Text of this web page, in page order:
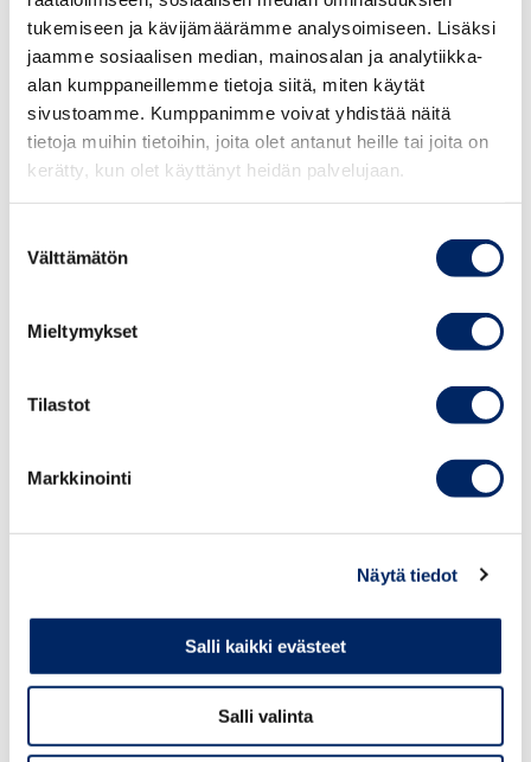
tukemiseen ja kävijämäärämme analysoimiseen. Lisäksi
jaamme sosiaalisen median, mainosalan ja analytiikka-
alan kumppaneillemme tietoja siitä, miten käytät
sivustoamme. Kumppanimme voivat yhdistää näitä
tietoja muihin tietoihin, joita olet antanut heille tai joita on
kerätty, kun olet käyttänyt heidän palvelujaan.
valinta
Välttämätön
Mieltymykset
Tilastot
Markkinointi
Näytä tiedot
Salli kaikki evästeet
Salli valinta
Polttoaineveron indeksitarkastuksista 120
miljoonaa euroa: Tavaraliikenteen kustannuksiin
30 miljoonan euron lisälasku vuodessa.
Esitetyssä muodossa polttoaineveron korotukset ovat
vakava uhka Suomen kilpailukyvylle. Järjestöt vaativat,
että liikenteen verouudistuksen jatkovalmistelussa
logistiikkakustannuksiin ja vaikutukset kompensoidaan
Keskuskauppakamari
Päivi Wood, johtava liikenne- ja elinkeinopoliittinen
Iiro Lehtonen, toimitusjohtaja, SKAL, puhelin 040 5028
iiro.lehtonen@skal.fi